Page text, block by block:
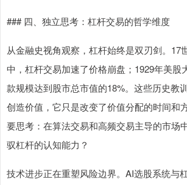
### 四、独立思考：杠杆交易的哲学维度
从金融史视角观察，杠杆始终是双刃剑。17
中，杠杆交易加速了价格崩盘；1929年美股
款规模达到股市总市值的18%。这些历史教
创造价值，它只是改变了价值分配的时间和
要思考：在算法交易和高频交易主导的市场
驭杠杆的认知能力？
技术进步正在重塑风险边界。AI选股系统与